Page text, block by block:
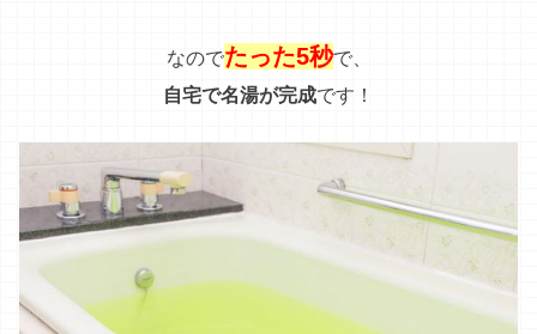
なのでたった5秒で、
自宅で名湯が完成です！